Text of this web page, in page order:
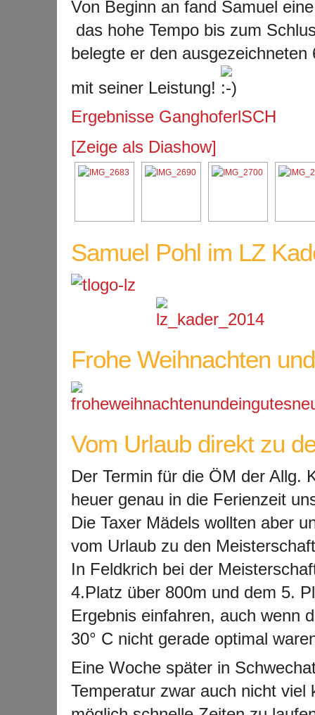
Von Beginn an fand Samuel
das hohe Tempo bis zum
belegte er den
mit seiner Leistung!
Ergebnisse GanghoferlSCH
[Zeige als Diashow]
Samuel Pohl im LZ
Frohe Weihnachten
Vom Urlaub direkt zu
Der Termin für die ÖM der Allg.
heuer genau in die Ferienzeit
Die Taxer Mädels wollten aber
vom Urlaub zu den
In Feldkrich bei der
4.Platz über 800m und dem 5.
Ergebnis einfahren, auch wenn
30° C nicht gerade optimal
Eine Woche später in
Temperatur zwar auch nicht